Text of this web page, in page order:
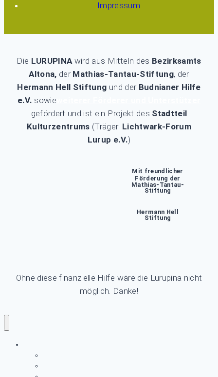
Impressum
Die LURUPINAwird aus Mitteln des Bezirksamts
Altona, der Mathias-Tantau-Stiftung, der
Hermann Hell Stiftung und der Budnianer Hilfe
e.V. sowie
gefördert und ist ein Projekt des Stadtteil
Kulturzentrums (Träger: Lichtwark-Forum
Lurup e.V.)
Mit freundlicher
Förderung der
Mathias-Tantau-
Stiftung
Hermann Hell
Stiftung
Ohne diese finanzielle Hilfe wäre die Lurupina nicht
möglich. Danke!